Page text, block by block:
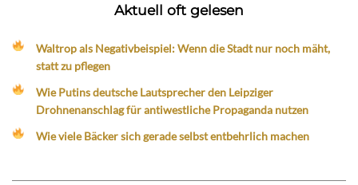
Aktuell oft gelesen
Waltrop als Negativbeispiel: Wenn die Stadt nur noch mäht,
statt zu pflegen
Wie Putins deutsche Lautsprecher den Leipziger
Drohnenanschlag für antiwestliche Propaganda nutzen
Wie viele Bäcker sich gerade selbst entbehrlich machen